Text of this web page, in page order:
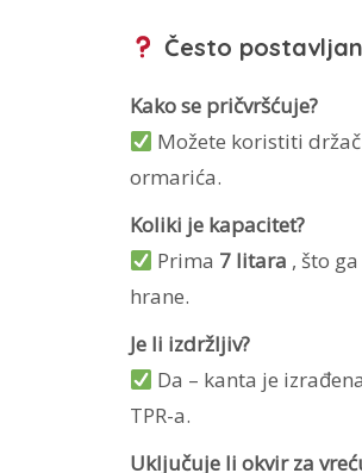
Često
Kako se pričvršćuje?
Možete koristiti
ormarića.
Koliki je kapacitet?
Prima 7 litara , što
hrane.
Je li izdržljiv?
Da – kanta je
TPR-a.
Uključuje li okvir za